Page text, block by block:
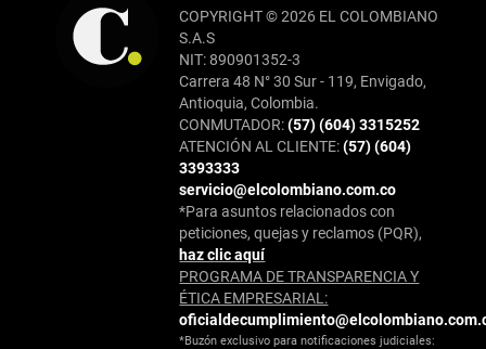
COPYRIGHT © 2026 EL COLOMBIANO
S.A.S
NIT: 890901352-3
Carrera 48 N° 30 Sur - 119, Envigado,
Antioquia, Colombia.
CONMUTADOR:(57) (604) 3315252
ATENCIÓN AL CLIENTE:(57) (604)
3393333
servicio@elcolombiano.com.co
*Para asuntos relacionados con
peticiones, quejas y reclamos (PQR),
haz clic aquí
PROGRAMA DE TRANSPARENCIA Y
ÉTICA EMPRESARIAL:
*Buzón exclusivo para notificaciones judiciales: